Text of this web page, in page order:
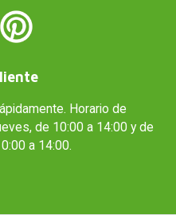
Horario de
de 10:00 a 14:00 y de
a 14:00.